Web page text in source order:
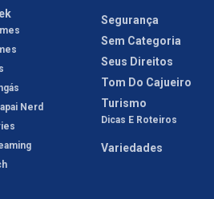
Nerd
Segurança
Sem Categoria
Seus Direitos
Tom Do Cajueiro
Turismo
Dicas E Roteiros
Variedades